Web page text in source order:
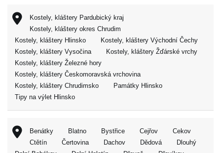
Kostely, kláštery Pardubický kraj
Kostely, kláštery okres Chrudim
Kostely, kláštery Hlinsko
Kostely, kláštery Východní Čechy
Kostely, kláštery Vysočina
Kostely, kláštery Žďárské vrchy
Kostely, kláštery Železné hory
Kostely, kláštery Českomoravská vrchovina
Kostely, kláštery Chrudimsko
Památky Hlinsko
Tipy na výlet Hlinsko
Benátky Blatno Bystřice Cejřov
Cekov
Ctětín
Čertovina Dachov Dědová
Dlouhý